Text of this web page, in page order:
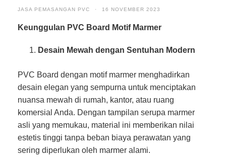
JASA PEMASANGAN PVC · 16 NOVEMBER 2023
Keunggulan PVC Board Motif Marmer
Desain Mewah dengan Sentuhan Modern
PVC Board dengan motif marmer menghadirkan
desain elegan yang sempurna untuk menciptakan
nuansa mewah di rumah, kantor, atau ruang
komersial Anda. Dengan tampilan serupa marmer
asli yang memukau, material ini memberikan nilai
estetis tinggi tanpa beban biaya perawatan yang
sering diperlukan oleh marmer alami.